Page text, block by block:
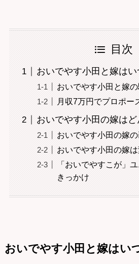
目次
おいでやす小田と嫁はい
おいでやす小田と嫁
月収7万円でプロポー
おいでやす小田の嫁はど
おいでやす小田の嫁の
おいでやす小田の嫁
「おいでやすこが」
きっかけ
おいでやす小田と嫁はい